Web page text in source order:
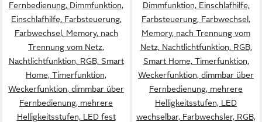
Fernbedienung, Dimmfunktion,
Einschlafhilfe, Farbsteuerung,
Farbwechsel, Memory, nach
Trennung vom Netz,
Nachtlichtfunktion, RGB, Smart
Home, Timerfunktion,
Weckerfunktion, dimmbar über
Fernbedienung, mehrere
Helligkeitsstufen, LED fest
Dimmfunktion, Einschlafhilfe,
Farbsteuerung, Farbwechsel,
Memory, nach Trennung vom
Netz, Nachtlichtfunktion, RGB,
Smart Home, Timerfunktion,
Weckerfunktion, dimmbar über
Fernbedienung, mehrere
Helligkeitsstufen, LED
wechselbar, Farbwechsler, RGB,